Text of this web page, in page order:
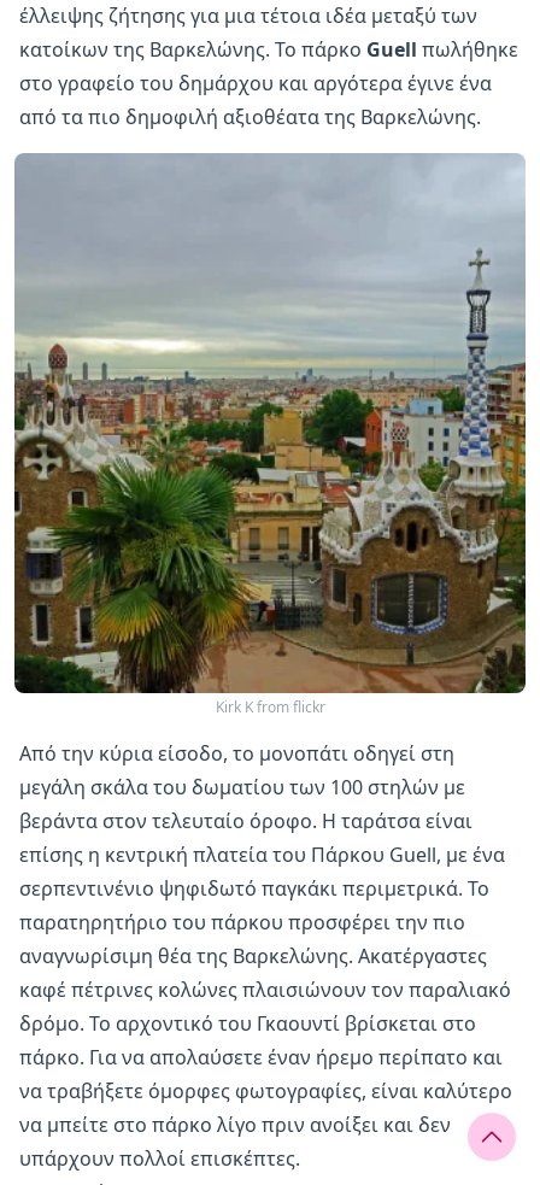
έλλειψης ζήτησης για μια τέτοια ιδέα μεταξύ των
κατοίκων της Βαρκελώνης. Το πάρκο Guell πωλήθηκε
στο γραφείο του δημάρχου και αργότερα έγινε ένα
από τα πιο δημοφιλή αξιοθέατα της Βαρκελώνης.
Kirk K from flickr
Από την κύρια είσοδο, το μονοπάτι οδηγεί στη
μεγάλη σκάλα του δωματίου των 100 στηλών με
βεράντα στον τελευταίο όροφο. Η ταράτσα είναι
επίσης η κεντρική πλατεία του Πάρκου Guell, με ένα
σερπεντινένιο ψηφιδωτό παγκάκι περιμετρικά. Το
παρατηρητήριο του πάρκου προσφέρει την πιο
αναγνωρίσιμη θέα της Βαρκελώνης. Ακατέργαστες
καφέ πέτρινες κολώνες πλαισιώνουν τον παραλιακό
δρόμο. Το αρχοντικό του Γκαουντί βρίσκεται στο
πάρκο. Για να απολαύσετε έναν ήρεμο περίπατο και
να τραβήξετε όμορφες φωτογραφίες, είναι καλύτερο
να μπείτε στο πάρκο λίγο πριν ανοίξει και δεν
υπάρχουν πολλοί επισκέπτες.